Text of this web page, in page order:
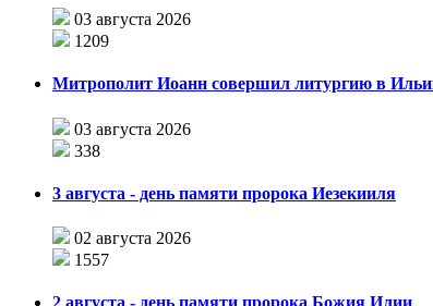
03 августа 2026
1209
Митрополит Иоанн совершил литургию в
03 августа 2026
338
3 августа - день памяти пророка Иезекииля
02 августа 2026
1557